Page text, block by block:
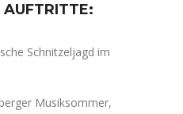
AUFTRITTE:
Schnitzeljagd im
Musiksommer,